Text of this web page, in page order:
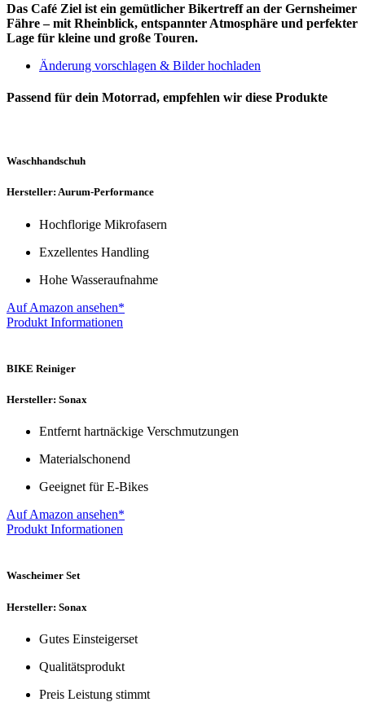
Das Café Ziel ist ein gemütlicher Bikertreff an der Gernsheimer
Fähre – mit Rheinblick, entspannter Atmosphäre und perfekter
Lage für kleine und große Touren.
Änderung vorschlagen & Bilder hochladen
Passend für dein Motorrad, empfehlen wir diese Produkte
Waschhandschuh
Hersteller: Aurum-Performance
Hochflorige Mikrofasern
Exzellentes Handling
Hohe Wasseraufnahme
Auf Amazon ansehen*
Produkt Informationen
BIKE Reiniger
Hersteller: Sonax
Entfernt hartnäckige Verschmutzungen
Materialschonend
Geeignet für E-Bikes
Auf Amazon ansehen*
Produkt Informationen
Wascheimer Set
Hersteller: Sonax
Gutes Einsteigerset
Qualitätsprodukt
Preis Leistung stimmt